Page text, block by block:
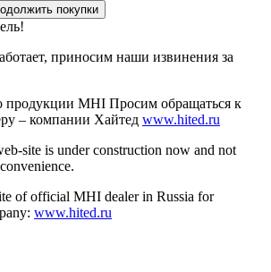
покупки
приносим наши извинения за
продукции MHI Просим обращаться к
– компании Хайтед www.hited.ru
site is under construction now and not
of official MHI dealer in Russia for
www.hited.ru